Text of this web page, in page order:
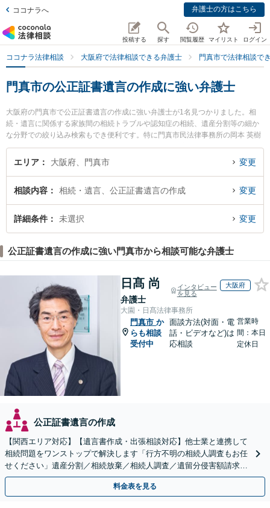
ココナラへ 弁護士の方はこちら
投稿する 探す 閲覧履歴 マイリスト ログイン
ココナラ法律相談 大阪府で法律相談できる弁護士 門真市で法律相談で
門真市の公正証書遺言の作成に強い弁護士
大阪府の門真市で公正証書遺言の作成に強い弁護士が1名見つかりました。相
続・遺言に関係する家族間の相続トラブルや認知症の相続、遺産分割等の細か
な分野での絞り込み検索もでき便利です。特に門真市民法律事務所の岡本 英樹
弁護士のプロフィール情報や弁護士費用、強みなどが注目されています。『門
真市で土日や夜間に発生した公正証書遺言の作成のトラブルを今すぐに弁護士
市内の弁護士に相談予約したい』などでお困りの相談者さんにおすすめです。
エリア 大阪府、門真市 変更
相談内容 相続・遺言、公正証書遺言の作成 変更
詳細条件 未選択 変更
公正証書遺言の作成に強い門真市から相談可能な弁護士
日髙 尚
弁護士
インタビュー
を見る
大阪府
大園・日髙法律事務所
門真市 か
らも相談
受付中
面談方法(対面・電
話・ビデオなど)は
応相談
営業時
間：本日
定休日
公正証書遺言の作成
【関西エリア対応】【遺言書作成・出張相談対応】他士業と連携して
相続問題をワンストップで解決します「行方不明の相続人調査もお任
せください」遺産分割／相続放棄／相続人調査／遺留分侵害額請求／
登記など【休日・夜間面談可】【分割払い対応】
料金表を見る